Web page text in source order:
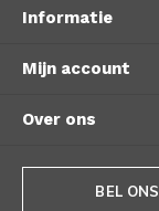
Informatie
Mijn account
Over ons
BEL ONS